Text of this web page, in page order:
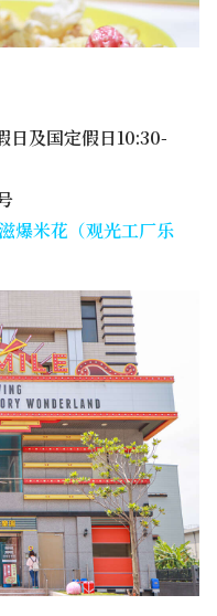
日及国定假日10:30-
爆米花（观光工厂乐